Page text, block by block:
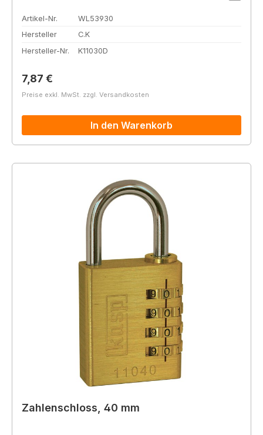
Artikel-Nr.
WL53930
Hersteller
C.K
Hersteller-Nr.
K11030D
Regulärer Preis:
7,87 €
Preise exkl. MwSt. zzgl. Versandkosten
In den Warenkorb
Zahlenschloss, 40 mm